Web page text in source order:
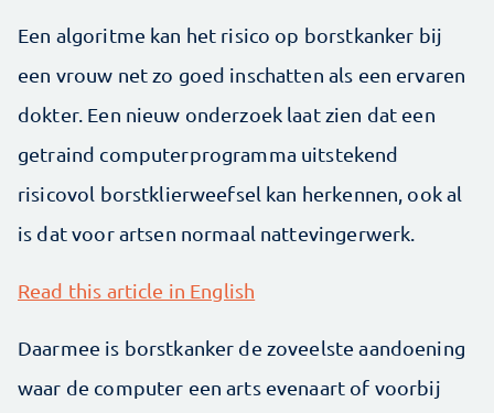
Een algoritme kan het risico op borstkanker bij
een vrouw net zo goed inschatten als een ervaren
dokter. Een nieuw onderzoek laat zien dat een
getraind computerprogramma uitstekend
risicovol borstklierweefsel kan herkennen, ook al
is dat voor artsen normaal nattevingerwerk.
Read this article in English
Daarmee is borstkanker de zoveelste aandoening
waar de computer een arts evenaart of voorbij